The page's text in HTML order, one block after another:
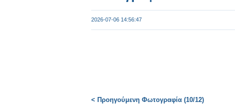
2026-07-06 14:56:47
< Προηγούμενη Φωτογραφία (10/12)